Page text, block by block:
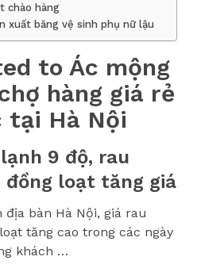
chào hàng
xuất băng vệ sinh phụ nữ lậu
to Ác mộng
hàng giá rẻ
tại Hà Nội
9 độ, rau
loạt tăng giá
bàn Hà Nội, giá rau
tăng cao trong các ngày
khách …